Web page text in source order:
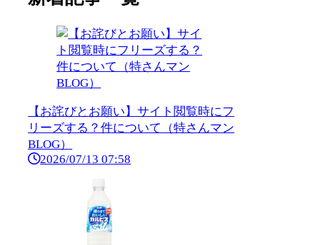
【お詫びとお願い】サイト閲覧時にフ
リーズする？件について（特さんマン
BLOG）
2026/07/13 07:58